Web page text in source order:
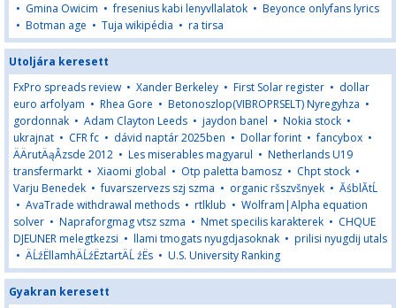
• Gmina Owicim •fresenius kabi lenyvllalatok • Beyonce onlyfans lyrics
• Botman age • Tuja wikipédia • ra tirsa
Utoljára keresett
FxPro spreads review • Xander Berkeley • First Solar register • dollar
euro arfolyam • Rhea Gore • Betonoszlop(VIBROPRSELT) Nyregyhza •
gordonnak • Adam Clayton Leeds • jaydon banel • Nokia stock •
ukrajnat • CFR fc • dávid naptár 2025ben • Dollar forint •fancybox •
ÄÄrutÄąÂzsde 2012 • Les miserables magyarul • Netherlands U19
transfermarkt • Xiaomi global • Otp paletta bamosz • Chpt stock •
Varju Benedek •fuvarszervezs szj szma • organic ršszvšnyek • ĂśblĂ­tĹ
• AvaTrade withdrawal methods • rtlklub • Wolfram|Alpha equation
solver • Napraforgmag vtsz szma • Nmet specilis karakterek • CHQUE
DJEUNER melegtkezsi • llami tmogats nyugdjasoknak • prilisi nyugdij utals
• ÄĹźËllamhÄĹźËztartÄĹ źËs • U.S. University Ranking
Gyakran keresett